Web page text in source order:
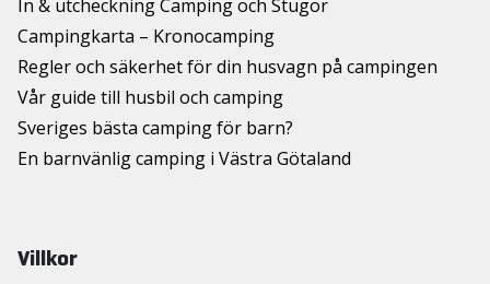
In & utcheckning Camping och Stugor
Campingkarta – Kronocamping
Regler och säkerhet för din husvagn på campingen
Vår guide till husbil och camping
Sveriges bästa camping för barn?
En barnvänlig camping i Västra Götaland
Villkor